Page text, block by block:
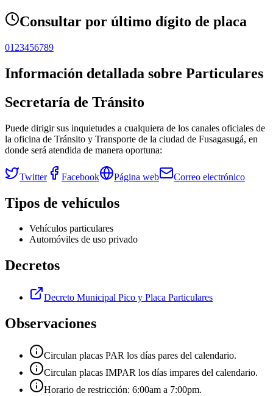
Consultar por último dígito de placa
01 23456789
Información detallada sobre Particulares
Secretaría de Tránsito
Puede dirigir sus inquietudes a cualquiera de los canales oficiales de
la oficina de Tránsito y Transporte de la ciudad de Fusagasugá, en
donde será atendida de manera oportuna:
Twitter Facebook Página web Correo electrónico
Tipos de vehículos
Vehículos particulares
Automóviles de uso privado
Decretos
Decreto Municipal Pico y Placa Particulares
Observaciones
Circulan placas PAR los días pares del calendario.
Circulan placas IMPAR los días impares del calendario.
Horario de restricción: 6:00am a 7:00pm.